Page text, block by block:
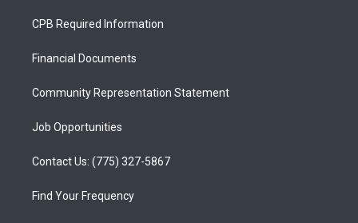
a
g
a
u
b
b
o
CPB Required Information
Financial Documents
Community Representation Statement
Job Opportunities
Contact Us: (775) 327-5867
Find Your Frequency